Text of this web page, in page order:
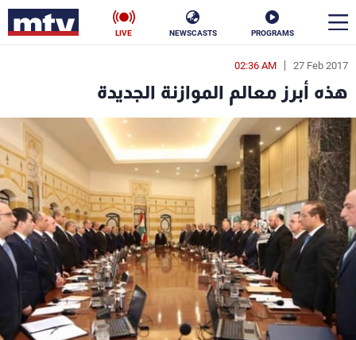
PROGRAMS
NEWSCASTS
LIVE
27 Feb 2017
02:36 AM
هذه أبرز معالم الموازنة الجديدة
en
الأخبار
سياسة ناس
إقتصاد فن
منوعات رياضة
كأس العالم
البرامج